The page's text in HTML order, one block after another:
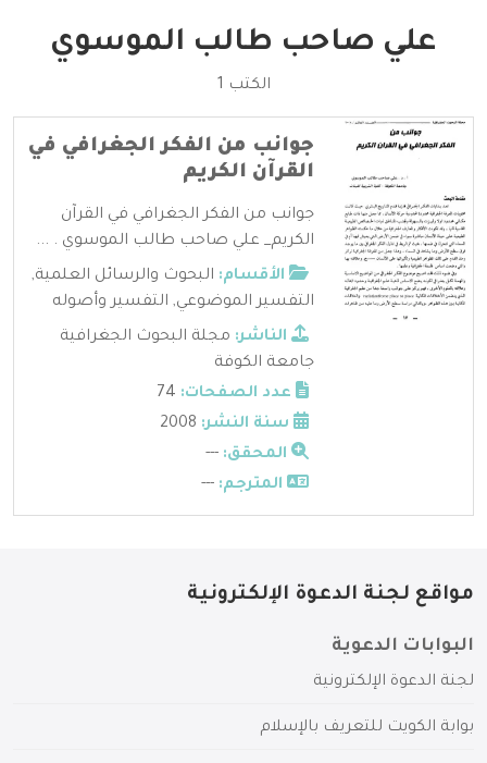
علي صاحب طالب الموسوي
الكتب 1
جوانب من الفكر الجغرافي في
القرآن الكريم
جوانب من الفكر الجغرافي في القرآن
الكريم_ علي صاحب طالب الموسوي . ...
الأقسام: البحوث والرسائل العلمية,
التفسير الموضوعي, التفسير وأصوله
الناشر: مجلة البحوث الجغرافية
جامعة الكوفة
عدد الصفحات:
سنة النشر:
المحقق: ---
المترجم: ---
مواقع لجنة الدعوة الإلكترونية
البوابات الدعوية
لجنة الدعوة الإلكترونية
بوابة الكويت للتعريف بالإسلام